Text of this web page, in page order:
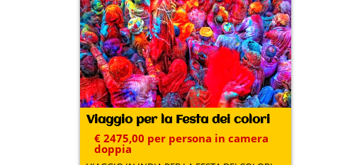
Viaggio per la Festa dei colori
€ 2475,00 per persona in camera
doppia